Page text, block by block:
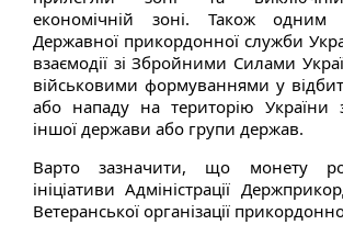
економічній зоні. Також одним
Державної прикордонної служби
взаємодії зі Збройними Силами
військовими формуваннями у
або нападу на територію України
іншої держави або групи держав.
Варто зазначити, що монету
ініціативи Адміністрації
Ветеранської організації